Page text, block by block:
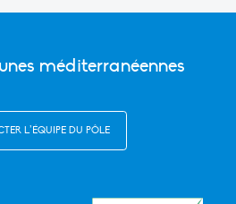
méditerranéennes
L’ÉQUIPE DU PÔLE